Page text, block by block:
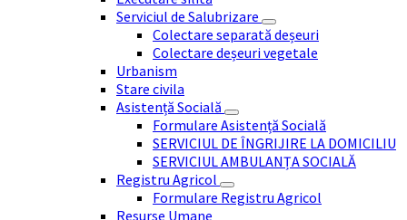
Serviciul de Salubrizare
Colectare separată deșeuri
Colectare deșeuri vegetale
Urbanism
Stare civila
Asistență Socială
Formulare Asistență Socială
SERVICIUL DE ÎNGRIJIRE LA DOMICILIU
SERVICIUL AMBULANȚA SOCIALĂ
Registru Agricol
Formulare Registru Agricol
Resurse Umane